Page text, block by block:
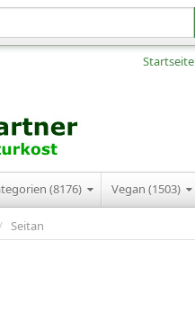
Startseite
(8176) Vegan (1503)
Seitan